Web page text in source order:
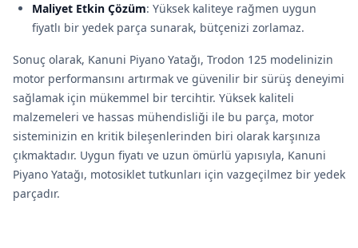
Maliyet Etkin Çözüm: Yüksek kaliteye rağmen uygun
fiyatlı bir yedek parça sunarak, bütçenizi zorlamaz.
Sonuç olarak, Kanuni Piyano Yatağı, Trodon 125 modelinizin
motor performansını artırmak ve güvenilir bir sürüş deneyimi
sağlamak için mükemmel bir tercihtir. Yüksek kaliteli
malzemeleri ve hassas mühendisliği ile bu parça, motor
sisteminizin en kritik bileşenlerinden biri olarak karşınıza
çıkmaktadır. Uygun fiyatı ve uzun ömürlü yapısıyla, Kanuni
Piyano Yatağı, motosiklet tutkunları için vazgeçilmez bir yedek
parçadır.